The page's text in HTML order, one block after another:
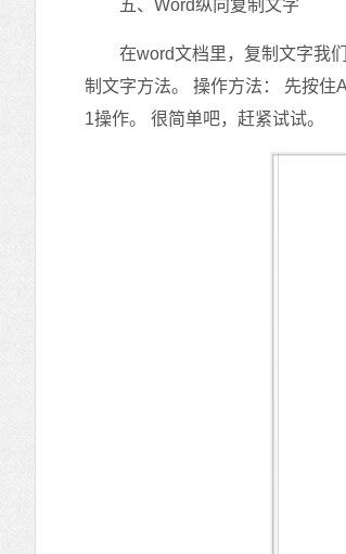
五、Word纵向复制文字
在word文档里，复制文字我们
制文字方法。 操作方法： 先按住
1操作。 很简单吧，赶紧试试。